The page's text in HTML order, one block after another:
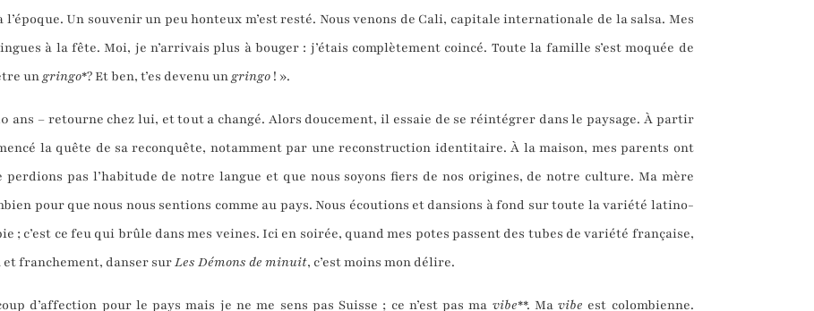
Un souvenir un peu honteux m’est resté. Nous venons de Cali, capitale internationale de la salsa. Mes
à la fête. Moi, je n’arrivais plus à bouger : j’étais complètement coincé. Toute la famille s’est moquée de
ungringo*? Et ben, t’es devenu ungringo ! ».
ans – retourne chez lui, et tout a changé. Alors doucement, il essaie de se réintégrer dans le paysage. À partir
la quête de sa reconquête, notamment par une reconstruction identitaire. À la maison, mes parents ont
pas l’habitude de notre langue et que nous soyons fiers de nos origines, de notre culture. Ma mère
pour que nous nous sentions comme au pays. Nous écoutions et dansions à fond sur toute la variété latino-
; c’est ce feu qui brûle dans mes veines. Ici en soirée, quand mes potes passent des tubes de variété française,
et franchement, danser surLes Démons de minuit, c’est moins mon délire.
d’affection pour le pays mais je ne me sens pas Suisse ; ce n’est pas ma vibe**. Mavibe est colombienne.